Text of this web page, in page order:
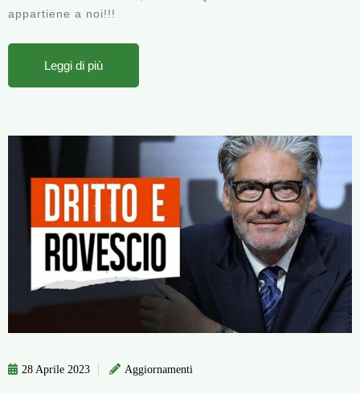
appartiene a noi!!!
Leggi di più
28 Aprile 2023 Aggiornamenti